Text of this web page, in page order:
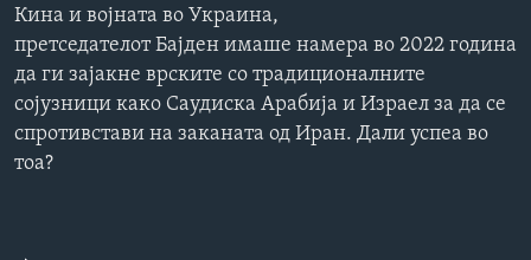
Кина и војната во Украина,
претседателот Бајден имаше намера во 2022 година
да ги зајакне врските со традиционалните
сојузници како Саудиска Арабија и Израел за да се
спротивстави на заканата од Иран. Дали успеа во
тоа?